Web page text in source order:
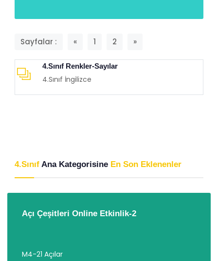
Sayfalar : « 1 2 »
4.Sınıf Renkler-Sayılar
4.Sınıf İngilizce
4.Sınıf Ana Kategorisine En Son Eklenenler
Açı Çeşitleri Online Etkinlik-2
M4-21 Açılar